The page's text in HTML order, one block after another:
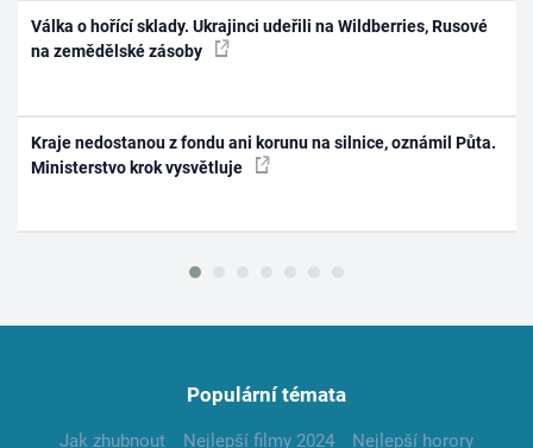
Válka o hořící sklady. Ukrajinci udeřili na Wildberries, Rusové
na zemědělské zásoby
Kraje nedostanou z fondu ani korunu na silnice, oznámil Půta.
Ministerstvo krok vysvětluje
Populární témata
Jak zhubnout Nejlepší filmy 2024
Nejlepší horory